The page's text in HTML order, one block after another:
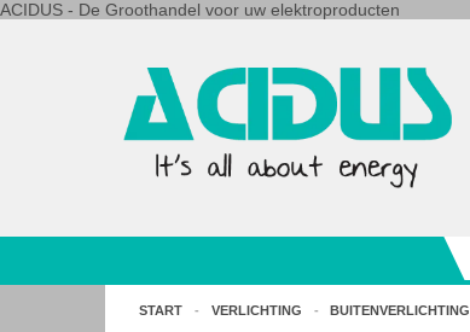
ACIDUS - De Groothandel voor uw elektroproducten
START - VERLICHTING - BUITENVERLICHTING